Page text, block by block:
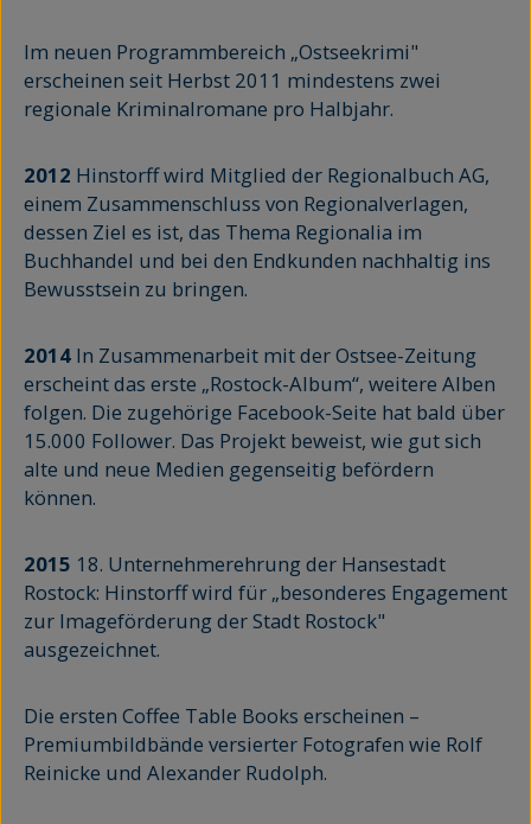
Im neuen Programmbereich „Ostseekrimi"
erscheinen seit Herbst 2011 mindestens zwei
regionale Kriminalromane pro Halbjahr.
2012 Hinstorff wird Mitglied der Regionalbuch AG,
einem Zusammenschluss von Regionalverlagen,
dessen Ziel es ist, das Thema Regionalia im
Buchhandel und bei den Endkunden nachhaltig ins
Bewusstsein zu bringen.
2014 In Zusammenarbeit mit der Ostsee-Zeitung
erscheint das erste „Rostock-Album“, weitere Alben
folgen. Die zugehörige Facebook-Seite hat bald über
15.000 Follower. Das Projekt beweist, wie gut sich
alte und neue Medien gegenseitig befördern
können.
2015 18. Unternehmerehrung der Hansestadt
Rostock: Hinstorff wird für „besonderes Engagement
zur Imageförderung der Stadt Rostock"
ausgezeichnet.
Die ersten Coffee Table Books erscheinen –
Premiumbildbände versierter Fotografen wie Rolf
Reinicke und Alexander Rudolph.